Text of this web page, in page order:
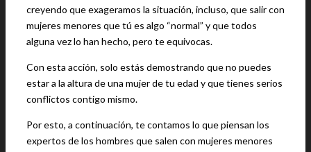
creyendo que exageramos la situación, incluso, que salir con
mujeres menores que tú es algo “normal” y que todos
alguna vez lo han hecho, pero te equivocas.
Con esta acción, solo estás demostrando que no puedes
estar a la altura de una mujer de tu edad y que tienes serios
conflictos contigo mismo.
Por esto, a continuación, te contamos lo que piensan los
expertos de los hombres que salen con mujeres menores